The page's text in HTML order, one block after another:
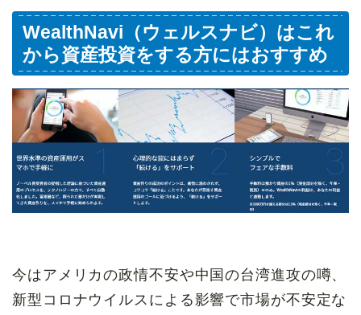
WealthNavi（ウェルスナビ）はこれ
から資産投資をする方にはおすすめ
今はアメリカの政情不安や中国の台湾進攻の噂、
新型コロナウイルスによる影響で市場が不安定な